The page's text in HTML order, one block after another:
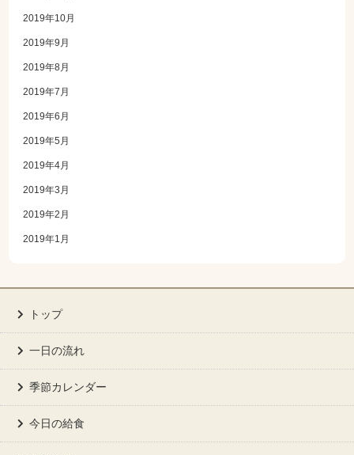
2019年10月
2019年9月
2019年8月
2019年7月
2019年6月
2019年5月
2019年4月
2019年3月
2019年2月
2019年1月
トップ
一日の流れ
季節カレンダー
今日の給食